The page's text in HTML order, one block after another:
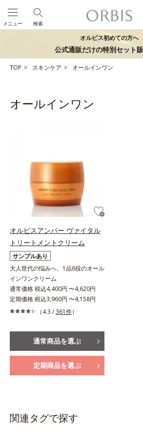
検索
メニュー
オルビス初めての方へ
公式通販だけの特別セット
TOP スキンケア オールインワン
オールインワン
オルビスアンバー ヴァイタル
トリートメントクリーム
サンプルあり
大人世代の悩みへ、1品6役のオール
インワンクリーム
通常価格 税込4,400円 〜4,620円
定期価格 税込3,960円 〜4,158円
（4.3 /361件）
通常商品を選ぶ
定期商品を選ぶ
関連タグで探す